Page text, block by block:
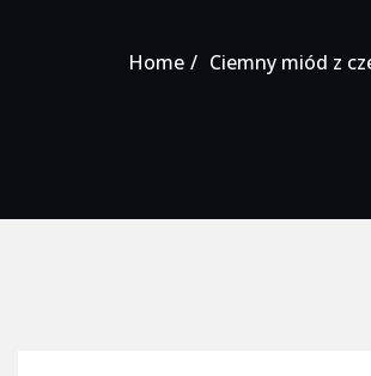
Home Ciemny miód z